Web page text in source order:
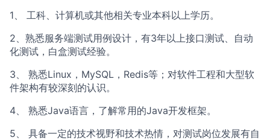
1、 工科、计算机或其他相关专业本科以上学历。
2、熟悉服务端测试用例设计，有3年以上接口测试、自动
化测试，白盒测试经验。
3、 熟悉Linux，MySQL，Redis等；对软件工程和大型软
件架构有较深刻的认识。
4、 熟悉Java语言，了解常用的Java开发框架。
5、 具备一定的技术视野和技术热情，对测试岗位发展有自